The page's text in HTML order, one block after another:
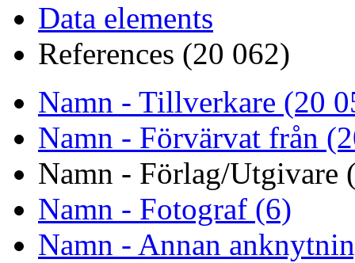
Data elements
References (20 062)
Namn - Tillverkare (20
Namn - Förvärvat från
Namn - Förlag/Utgivare
Namn - Fotograf (6)
Namn - Annan